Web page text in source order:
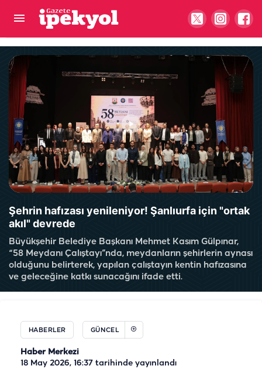
Şehrin hafızası yenileniyor! Şanlıurfa için "ortak
akıl" devrede
Büyükşehir Belediye Başkanı Mehmet Kasım Gülpınar,
“58 Meydanı Çalıştayı”nda, meydanların şehirlerin aynası
olduğunu belirterek, yapılan çalıştayın kentin hafızasına
ve geleceğine katkı sunacağını ifade etti.
HABERLER GÜNCEL
Haber Merkezi
18 May 2026, 16:37 tarihinde yayınlandı
Şanlıurfa'da kaplumbağa hızıyla gittiklerini gördü
mü acaba?